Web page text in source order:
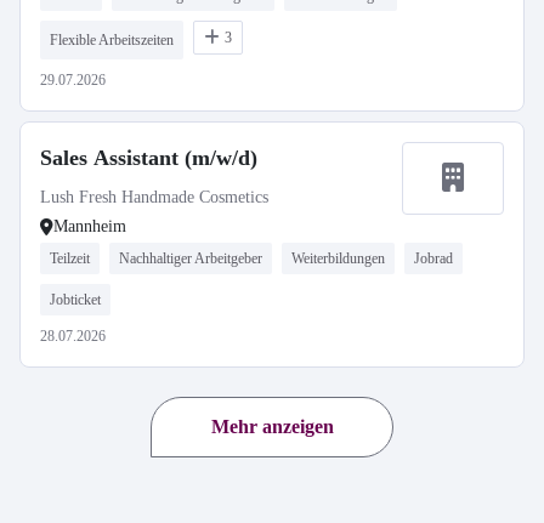
Flexible Arbeitszeiten 3
29.07.2026
Sales Assistant (m/w/d)
Lush Fresh Handmade Cosmetics
Mannheim
Teilzeit Nachhaltiger Arbeitgeber Weiterbildungen Jobrad
Jobticket
28.07.2026
Mehr anzeigen